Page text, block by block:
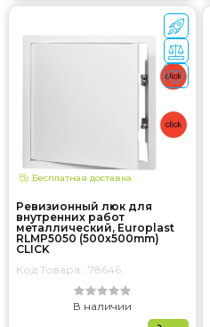
Бесплатная доставка
Ревизионный люк для
внутренних работ
металлический, Europlast
RLMP5050 (500x500mm)
CLICK
Код Товара:: 78646
В наличии